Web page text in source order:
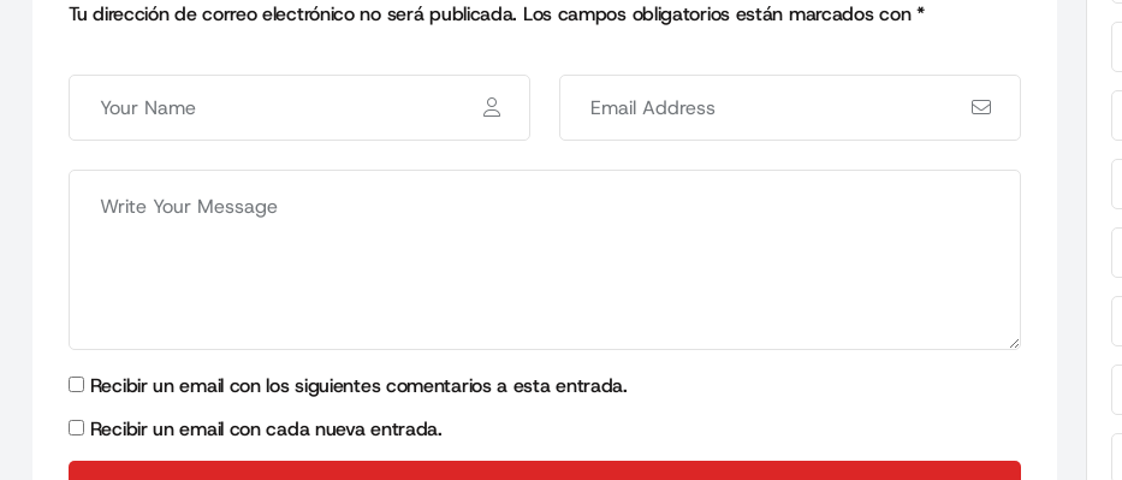
Tu dirección de correo electrónico no será publicada. Los campos obligatorios están marcados con*
Recibir un email con los siguientes comentarios a esta entrada.
Recibir un email con cada nueva entrada.